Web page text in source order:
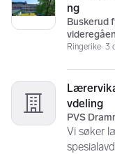
ng
Buskerud
Ringerike 3
vdeling
PVS
Vi søker